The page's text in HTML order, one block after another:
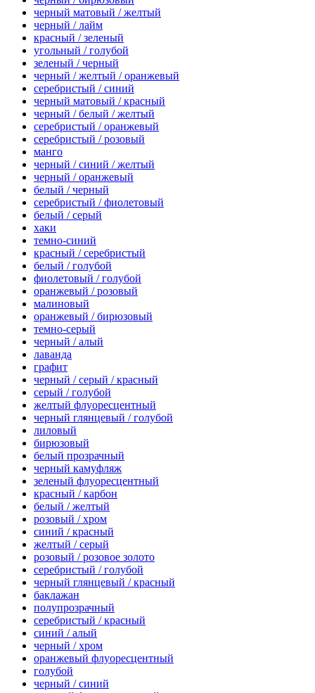
черный матовый / желтый
черный / лайм
красный / зеленый
угольный / голубой
зеленый / черный
черный / желтый / оранжевый
серебристый / синий
черный матовый / красный
черный / белый / желтый
серебристый / оранжевый
серебристый / розовый
манго
черный / синий / желтый
черный / оранжевый
белый / черный
серебристый / фиолетовый
белый / серый
хаки
темно-синий
красный / серебристый
белый / голубой
фиолетовый / голубой
оранжевый / розовый
малиновый
оранжевый / бирюзовый
темно-серый
черный / алый
лаванда
графит
черный / серый / красный
серый / голубой
желтый флуоресцентный
черный глянцевый / голубой
лиловый
бирюзовый
белый прозрачный
черный камуфляж
зеленый флуоресцентный
красный / карбон
белый / желтый
розовый / хром
синий / красный
желтый / серый
розовый / розовое золото
серебристый / голубой
черный глянцевый / красный
баклажан
полупрозрачный
серебристый / красный
синий / алый
черный / хром
оранжевый флуоресцентный
голубой
черный / синий